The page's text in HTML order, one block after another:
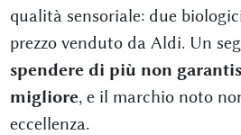
qualità sensoriale: due
prezzo venduto da Aldi. Un
spendere di più non
migliore, e il marchio noto
eccellenza.